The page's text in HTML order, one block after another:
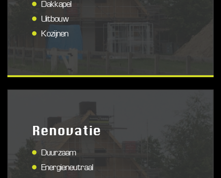
Dakkapel
Uitbouw
Kozijnen
Renovatie
Duurzaam
Energieneutraal